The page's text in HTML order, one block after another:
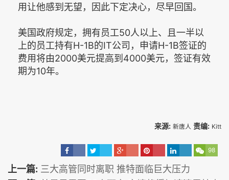
用让他感到无望，因此下定决心，尽早回国。
美国政府规定，拥有员工50人以上、且一半以
上的员工持有H-1B的IT公司，申请H-1B签证的
费用将由2000美元提高到4000美元，签证有效
期为10年。
来源: 新唐人 责编: Kitt
98
上一篇: 三大高管同时离职 推特面临巨大压力